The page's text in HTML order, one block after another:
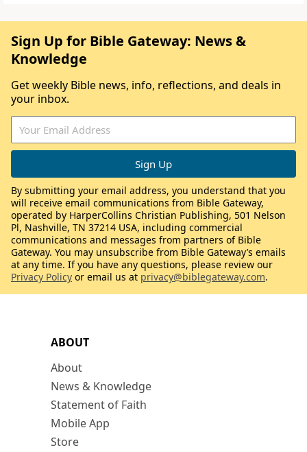
ABOUT
About
News & Knowledge
Statement of Faith
Mobile App
Store
Sign Up for Bible Gateway: News &
Knowledge
Get weekly Bible news, info, reflections, and deals in
your inbox.
By submitting your email address, you understand that you
will receive email communications from Bible Gateway,
operated by HarperCollins Christian Publishing, 501 Nelson
Pl, Nashville, TN 37214 USA, including commercial
communications and messages from partners of Bible
Gateway. You may unsubscribe from Bible Gateway’s emails
at any time. If you have any questions, please review our
Privacy Policy or email us at privacy@biblegateway.com.